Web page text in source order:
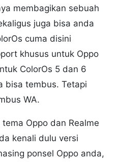
membagikan sebuah
juga bisa anda
cuma disini
khusus untuk Oppo
ColorOs 5 dan 6
bisa tembus. Tetapi
WA.
Oppo dan Realme
kenali dulu versi
ponsel Oppo anda,